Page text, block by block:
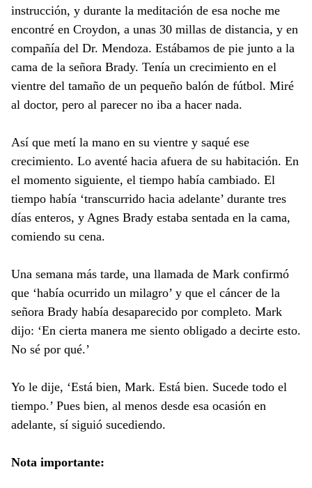
instrucción, y durante la meditación de esa noche me
encontré en Croydon, a unas 30 millas de distancia, y en
compañía del Dr. Mendoza. Estábamos de pie junto a la
cama de la señora Brady. Tenía un crecimiento en el
vientre del tamaño de un pequeño balón de fútbol. Miré
al doctor, pero al parecer no iba a hacer nada.
Así que metí la mano en su vientre y saqué ese
crecimiento. Lo aventé hacia afuera de su habitación. En
el momento siguiente, el tiempo había cambiado. El
tiempo había ‘transcurrido hacia adelante’ durante tres
días enteros, y Agnes Brady estaba sentada en la cama,
comiendo su cena.
Una semana más tarde, una llamada de Mark confirmó
que ‘había ocurrido un milagro’ y que el cáncer de la
señora Brady había desaparecido por completo. Mark
dijo: ‘En cierta manera me siento obligado a decirte esto.
No sé por qué.’
Yo le dije, ‘Está bien, Mark. Está bien. Sucede todo el
tiempo.’ Pues bien, al menos desde esa ocasión en
adelante, sí siguió sucediendo.
Nota importante: